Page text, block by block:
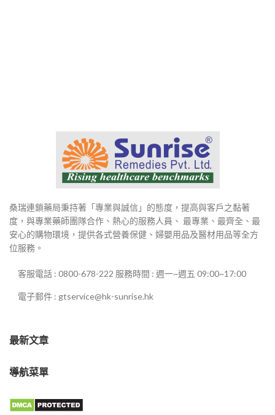
桑瑞連鎖藥局秉持著「專業與誠信」的態度，提高與客戶之黏著
度，與專業藥師團隊合作、熱心的服務人員、 最專業、最齊全、最
安心的購物環境，提供各式營養保健、婦嬰用品及醫材用品等全方
位服務。
客服電話 : 0800-678-222 服務時間 : 週一~週五 09:00~17:00
電子郵件 : gtservice@hk-sunrise.hk
最新文章
導航菜單